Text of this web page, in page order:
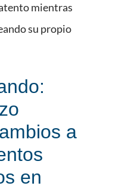
mientras
su propio
a
en